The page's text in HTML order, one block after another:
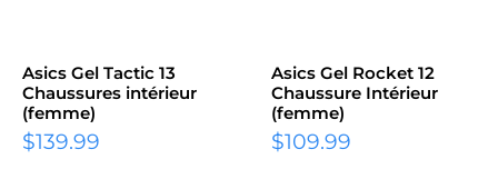
Asics Gel Tactic 13
Chaussures intérieur
(femme)
Prix
$139.99
Asics Gel Rocket 12
Chaussure Intérieur
(femme)
Prix
$109.99